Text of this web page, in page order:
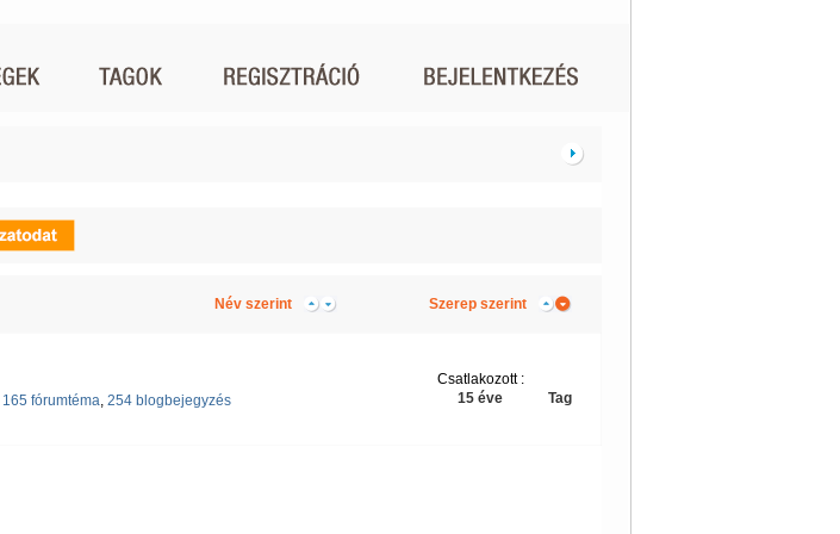
Név szerint Szerep szerint
165 fórumtéma, 254 blogbejegyzés Tag
Csatlakozott :
15 éve